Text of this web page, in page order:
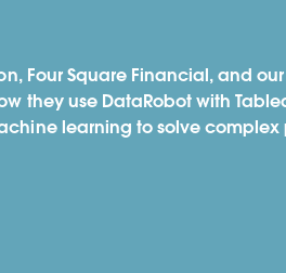
Four Square Financial, and
they use DataRobot with
learning to solve